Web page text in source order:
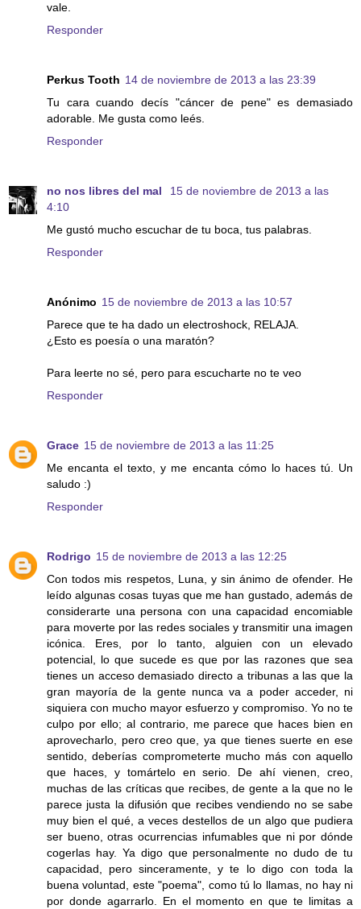
vale.
Responder
Perkus Tooth 14 de noviembre de 2013 a las 23:39
Tu cara cuando decís "cáncer de pene" es demasiado
adorable. Me gusta como leés.
Responder
no nos libres del mal
15 de noviembre de 2013 a las
4:10
Me gustó mucho escuchar de tu boca, tus palabras.
Responder
Anónimo 15 de noviembre de 2013 a las 10:57
Parece que te ha dado un electroshock, RELAJA.
¿Esto es poesía o una maratón?
Para leerte no sé, pero para escucharte no te veo
Responder
Grace 15 de noviembre de 2013 a las 11:25
Me encanta el texto, y me encanta cómo lo haces tú. Un
saludo :)
Responder
Rodrigo 15 de noviembre de 2013 a las 12:25
Con todos mis respetos, Luna, y sin ánimo de ofender. He
leído algunas cosas tuyas que me han gustado, además de
considerarte una persona con una capacidad encomiable
para moverte por las redes sociales y transmitir una imagen
icónica. Eres, por lo tanto, alguien con un elevado
potencial, lo que sucede es que por las razones que sea
tienes un acceso demasiado directo a tribunas a las que la
gran mayoría de la gente nunca va a poder acceder, ni
siquiera con mucho mayor esfuerzo y compromiso. Yo no te
culpo por ello; al contrario, me parece que haces bien en
aprovecharlo, pero creo que, ya que tienes suerte en ese
sentido, deberías comprometerte mucho más con aquello
que haces, y tomártelo en serio. De ahí vienen, creo,
muchas de las críticas que recibes, de gente a la que no le
parece justa la difusión que recibes vendiendo no se sabe
muy bien el qué, a veces destellos de un algo que pudiera
ser bueno, otras ocurrencias infumables que ni por dónde
cogerlas hay. Ya digo que personalmente no dudo de tu
capacidad, pero sinceramente, y te lo digo con toda la
buena voluntad, este "poema", como tú lo llamas, no hay ni
por donde agarrarlo. En el momento en que te limitas a